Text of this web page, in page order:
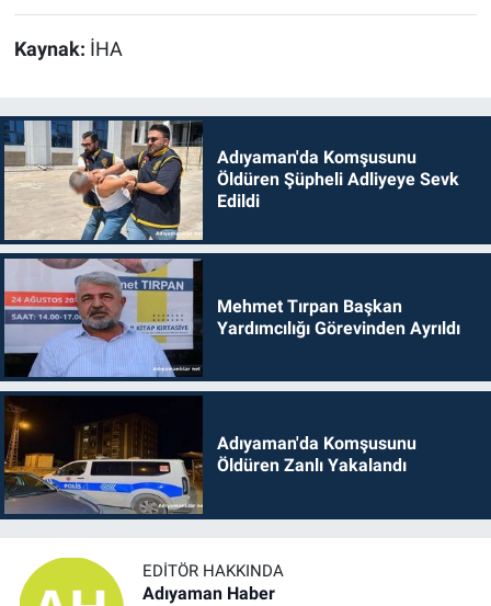
Kaynak: İHA
Adıyaman'da Komşusunu
Öldüren Şüpheli Adliyeye Sevk
Edildi
Mehmet Tırpan Başkan
Yardımcılığı Görevinden Ayrıldı
Adıyaman'da Komşusunu
Öldüren Zanlı Yakalandı
EDITÖR HAKKINDA
Adıyaman Haber